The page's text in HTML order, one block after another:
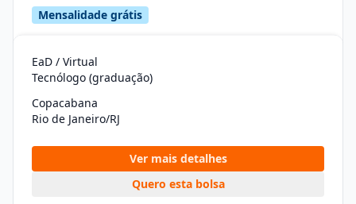
Mensalidade grátis
EaD / Virtual
Tecnólogo (graduação)
Copacabana
Rio de Janeiro/RJ
Ver mais detalhes
Quero esta bolsa